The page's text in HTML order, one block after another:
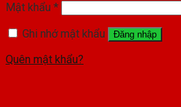
Mật khẩu *
Ghi nhớ mật khẩu
Đăng nhập
Quên mật khẩu?